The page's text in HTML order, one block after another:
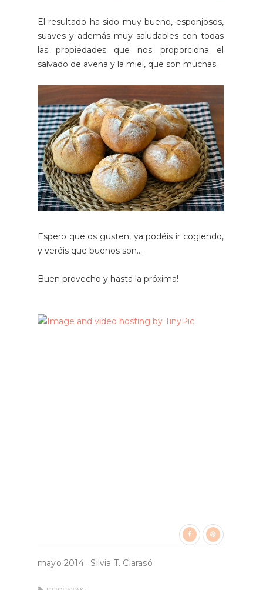
El resultado ha sido muy bueno, esponjosos,
suaves y además muy saludables con todas
las propiedades que nos proporciona el
salvado de avena y la miel, que son muchas.
Espero que os gusten, ya podéis ir cogiendo,
y veréis que buenos son...
Buen provecho y hasta la próxima!
mayo 2014· Silvia T. Clarasó